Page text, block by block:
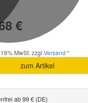
€
MwSt. zzgl.Versand *
zum Artikel
ab 99 € (DE)